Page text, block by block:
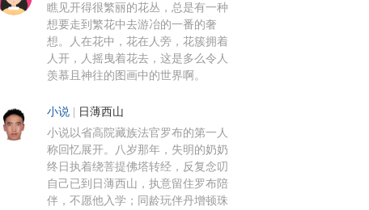
瞧见开得很繁丽的花丛，总是有一种
想要走到繁花中去游冶的一番的奢
想。人在花中，花在人旁，花簇拥着
人开，人摇曳着花去，这是多么令人
羡慕且神往的图画中的世界啊。
小说 日薄西山
小说以省高院藏族法官罗布的第一人
称回忆展开。八岁那年，失明的奶奶
终日执着绕菩提佛塔转经，反复念叨
自己已到日薄西山，执意留住罗布陪
伴，不愿他入学；同龄玩伴丹增顿珠